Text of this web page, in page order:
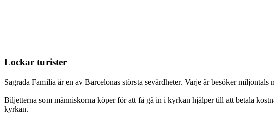
Lockar turister
Sagrada Familia är en av Barcelonas största sevärdheter. Varje år besöker miljontals
Biljetterna som människorna köper för att få gå in i kyrkan hjälper till att betala
kyrkan.